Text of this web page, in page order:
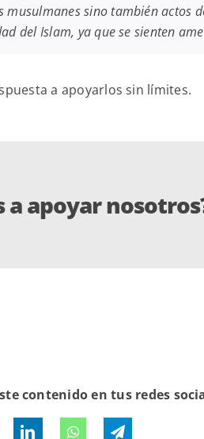
sino también actos
del Islam, ya que se sienten
a apoyarlos sin límites.
a apoyar
contenido en tus redes